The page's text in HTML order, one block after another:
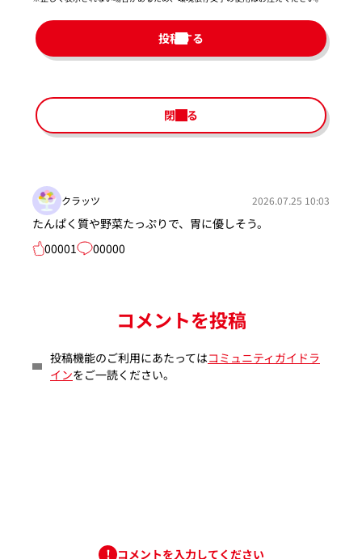
投稿する
閉じる
クラッツ 2026.07.25 10:03
たんぱく質や野菜たっぷりで、胃に優しそう。
00001
00000
コメントを投稿
投稿機能のご利用にあたってはコミュニティガイドラ
インをご一読ください。
コメントを入力してください